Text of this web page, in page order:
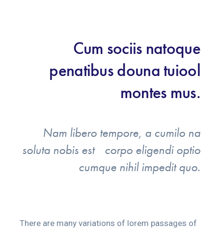
Cum sociis natoque
penatibus douna tuiool
montes mus.
Nam libero tempore, a cumilo na
soluta nobis est corpo eligendi optio
cumque nihil impedit quo.
There are many variations of lorem passages of